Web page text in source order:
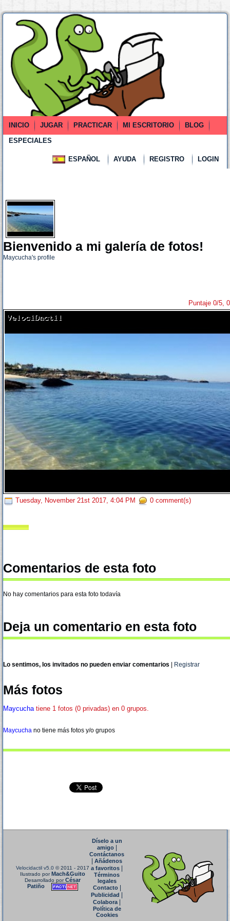
INICIO JUGAR PRACTICAR MI ESCRITORIO
BLOG
ESPECIALES
ESPAÑOL AYUDA REGISTRO LOGIN
Bienvenido a mi galería de fotos!
Maycucha's profile
Puntaje 0/5,
Tuesday, November 21st 2017, 4:04 PM 0 comment(s)
Comentarios de esta foto
No hay comentarios para esta foto todavía
Deja un comentario en esta foto
Lo sentimos, los invitados no pueden enviar comentarios Registrar
Más fotos
Maycuchatiene 1 fotos (0 privadas) en 0 grupos.
Maycucha no tiene más fotos y/o grupos
Velocidactil v5.0 © 2011 - 2017
Ilustrado porMach&Guito
Desarrollado porCésar
Patiño
Díselo a un
amigo|
Contáctanos
Añádenos
a favoritos
Términos
legales
Contacto|
Publicidad
Colabora|
Política de
Cookies